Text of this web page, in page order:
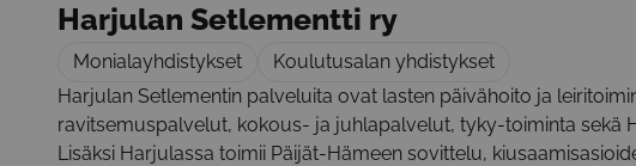
Harjulan Setlementti ry
Monialayhdistykset
Koulutusalan yhdistykset
Harjulan Setlementin palveluita ovat lasten päivähoito ja
ravitsemuspalvelut, kokous- ja juhlapalvelut, tyky-toiminta sekä
Lisäksi Harjulassa toimii Päijät-Hämeen sovittelu,